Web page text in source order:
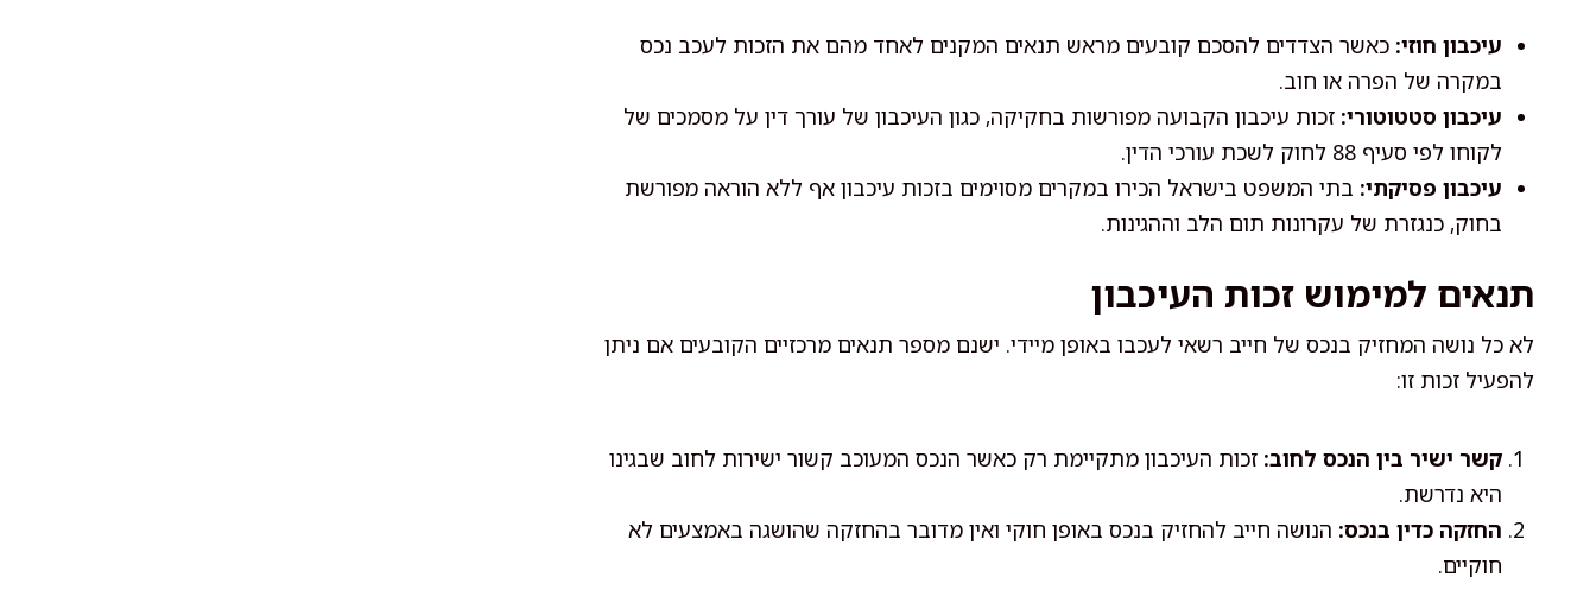
עיכבון חוזי: כאשר הצדדים להסכם קובעים מראש תנאים המקנים לאחד מהם את הזכות לעכב נכס
במקרה של הפרה או חוב.
עיכבון סטטוטורי: זכות עיכבון הקבועה מפורשות בחקיקה, כגון העיכבון של עורך דין על מסמכים של
לקוחו לפי סעיף 88 לחוק לשכת עורכי הדין.
עיכבון פסיקתי: בתי המשפט בישראל הכירו במקרים מסוימים בזכות עיכבון אף ללא הוראה מפורשת
בחוק, כנגזרת של עקרונות תום הלב וההגינות.
תנאים למימוש זכות העיכבון
לא כל נושה המחזיק בנכס של חייב רשאי לעכבו באופן מיידי. ישנם מספר תנאים מרכזיים הקובעים אם ניתן
להפעיל זכות זו:
קשר ישיר בין הנכס לחוב: זכות העיכבון מתקיימת רק כאשר הנכס המעוכב קשור ישירות לחוב שבגינו
היא נדרשת.
החזקה כדין בנכס: הנושה חייב להחזיק בנכס באופן חוקי ואין מדובר בהחזקה שהושגה באמצעים לא
חוקיים.